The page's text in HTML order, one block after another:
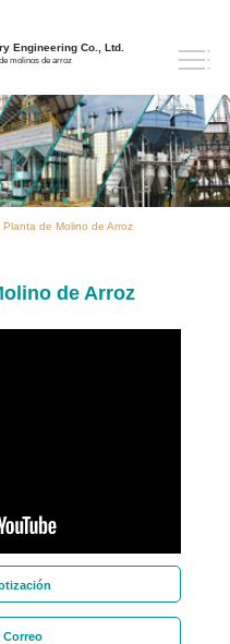
Engineering Co., Ltd.
molinos de arroz
Planta de Molino de Arroz
de Arroz
Correo